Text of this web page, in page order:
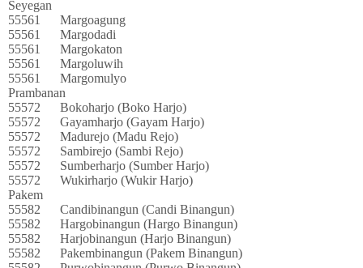
Seyegan
55561
Margoagung
55561
Margodadi
55561
Margokaton
55561
Margoluwih
55561
Margomulyo
Prambanan
55572
Bokoharjo (Boko Harjo)
55572
Gayamharjo (Gayam Harjo)
55572
Madurejo (Madu Rejo)
55572
Sambirejo (Sambi Rejo)
55572
Sumberharjo (Sumber Harjo)
55572
Wukirharjo (Wukir Harjo)
Pakem
55582
Candibinangun (Candi Binangun)
55582
Hargobinangun (Hargo Binangun)
55582
Harjobinangun (Harjo Binangun)
55582
Pakembinangun (Pakem Binangun)